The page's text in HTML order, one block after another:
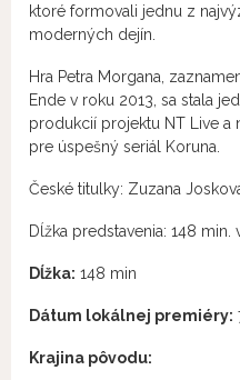
ktoré formovali jednu z
moderných dejín.
Hra Petra Morgana,
Ende v roku 2013, sa stala
produkcií projektu NT Live a
pre úspešný seriál Koruna.
České titulky: Zuzana
Dĺžka predstavenia: 148 min.
Dĺžka: 148 min
Dátum lokálnej premiéry:
Krajina pôvodu: